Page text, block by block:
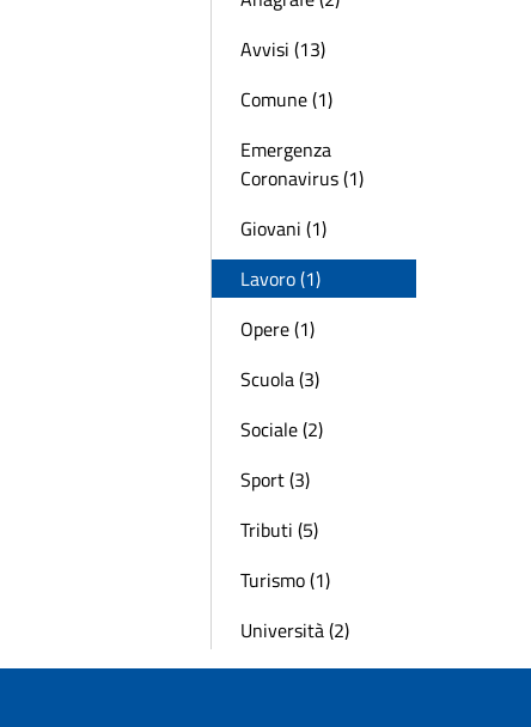
Avvisi (13)
Comune (1)
Emergenza
Coronavirus (1)
Giovani (1)
Lavoro (1)
Opere (1)
Scuola (3)
Sociale (2)
Sport (3)
Tributi (5)
Turismo (1)
Università (2)